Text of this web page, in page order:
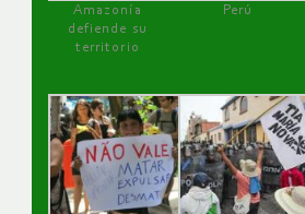
Amazonía
defiende su
territorio
Perú